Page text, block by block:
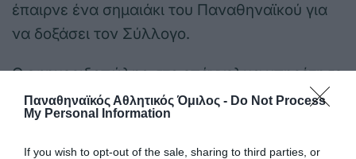
Παναθηναϊκός Αθλητικός Όμιλος - Do Not Process
My Personal Information
If you wish to opt-out of the sale, sharing to third parties, or
έπαιρνε ένα σημαιάκι του Παναθηναϊκού για
να δοξάσει τον Σύλλογο.
Ο εφημεριδοπώλης στο επάγγελμα υπηρέτησε
στο μέτωπο και ένα βράδυ συνέλαβε ένα
βράδυ μόνος του τρεις Ιταλούς τους
αιχμαλώτισε και τους οδήγησε στη μονάδα